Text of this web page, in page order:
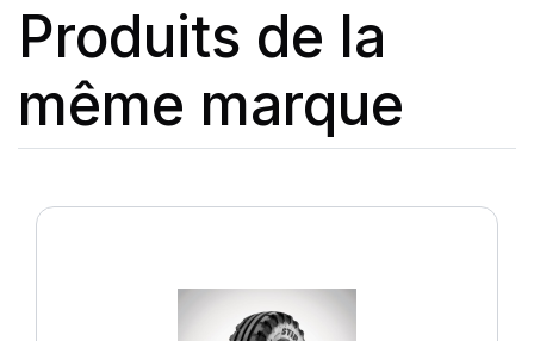
Produits de la
même marque